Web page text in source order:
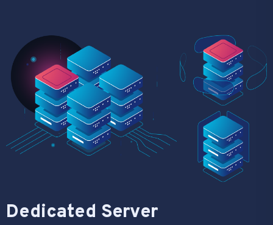
Dedicated Server